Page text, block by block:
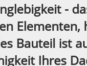
-
Bauteil ist
Ihres